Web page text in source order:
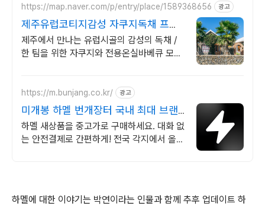
https://map.naver.com/p/entry/place/1589368656 광고
제주유럽코티지감성 자쿠지독채 프라
이빗 제주여행, 유럽감성
제주에서 만나는 유럽시골의 감성의 독채 /
한 팀을 위한 자쿠지와 전용온실바베큐 모두
https://m.bunjang.co.kr/ 광고
미개봉 하멜 번개장터 국내 최대 브랜
드 중고거래
하멜 새상품을 중고가로 구매하세요. 대화 없
는 안전결제로 간편하게! 전국 각지에서 올라
하멜에 대한 이야기는 박연이라는 인물과 함께 추후 업데이트 하